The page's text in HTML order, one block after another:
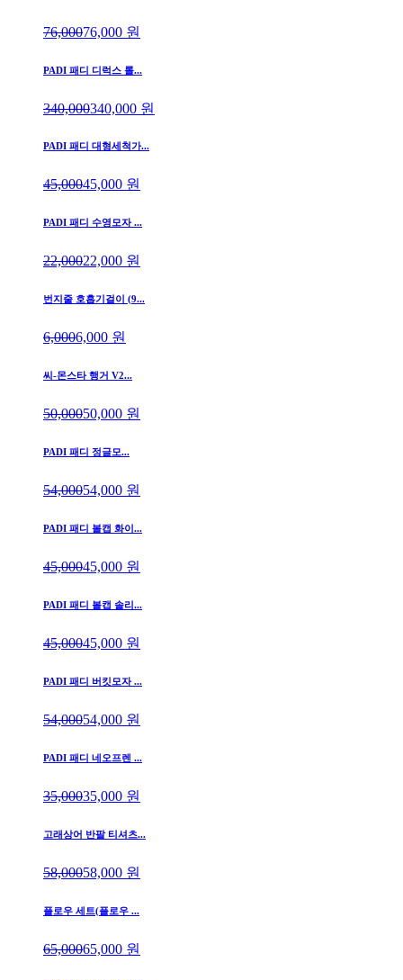
76,00076,000 원
PADI 패디 디럭스 롤...
340,000340,000 원
PADI 패디 대형세척가...
45,00045,000 원
PADI 패디 수영모자 ...
22,00022,000 원
번지줄 호흡기걸이 (9...
6,0006,000 원
씨-몬스타 행거 V2...
50,00050,000 원
PADI 패디 정글모...
54,00054,000 원
PADI 패디 볼캡 화이...
45,00045,000 원
PADI 패디 볼캡 솔리...
45,00045,000 원
PADI 패디 버킷모자 ...
54,00054,000 원
PADI 패디 네오프렌 ...
35,00035,000 원
고래상어 반팔 티셔츠...
58,00058,000 원
플로우 세트(플로우 ...
65,00065,000 원